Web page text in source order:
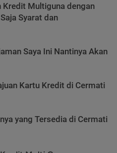
Kredit Multiguna dengan
Syarat dan
Saya Ini Nantinya Akan
Kartu Kredit di Cermati
yang Tersedia di Cermati